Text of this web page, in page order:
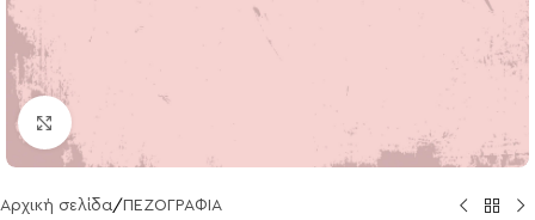
Click to enlarge
Αρχική σελίδα/ ΠΕΖΟΓΡΑΦΙΑ